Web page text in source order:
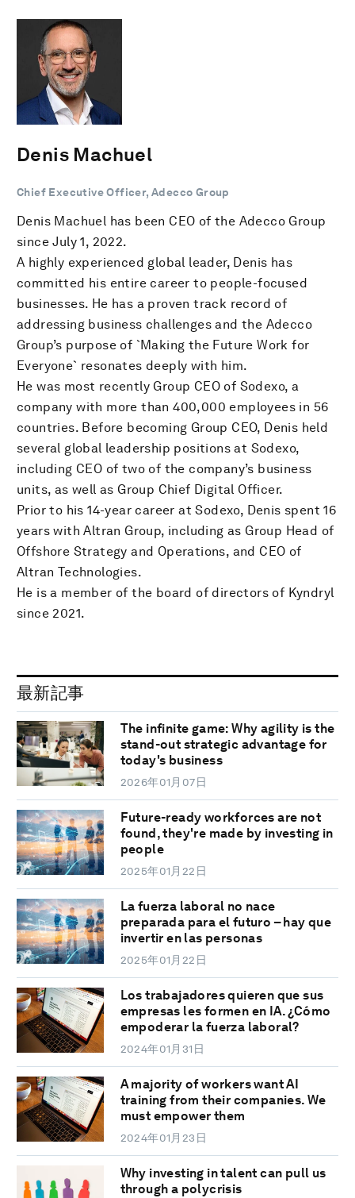
Denis Machuel
Chief Executive Officer, Adecco Group
Denis Machuel has been CEO of the Adecco Group
since July 1, 2022.
A highly experienced global leader, Denis has
committed his entire career to people-focused
businesses. He has a proven track record of
addressing business challenges and the Adecco
Group’s purpose of `Making the Future Work for
Everyone` resonates deeply with him.
He was most recently Group CEO of Sodexo, a
company with more than 400,000 employees in 56
countries. Before becoming Group CEO, Denis held
several global leadership positions at Sodexo,
including CEO of two of the company’s business
units, as well as Group Chief Digital Officer.
Prior to his 14-year career at Sodexo, Denis spent 16
years with Altran Group, including as Group Head of
Offshore Strategy and Operations, and CEO of
Altran Technologies.
He is a member of the board of directors of Kyndryl
since 2021.
最新記事
The infinite game: Why agility is the
stand-out strategic advantage for
today's business
2026年01月07日
Future-ready workforces are not
found, they're made by investing in
people
2025年01月22日
La fuerza laboral no nace
preparada para el futuro – hay que
invertir en las personas
2025年01月22日
Los trabajadores quieren que sus
empresas les formen en IA. ¿Cómo
empoderar la fuerza laboral?
2024年01月31日
A majority of workers want AI
training from their companies. We
must empower them
2024年01月23日
Why investing in talent can pull us
through a polycrisis